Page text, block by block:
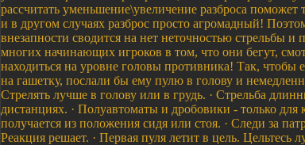
рассчитать уменьшение\увеличение разброса
и в другом случаях разброс просто агромадный!
внезапности сводится на нет неточностью стрельбы
многих начинающих игроков в том, что они бегут,
находиться на уровне головы противника! Так, чтобы
на гашетку, послали бы ему пулю в голову и
Стрелять лучше в голову или в грудь. · Стрельба
дистанциях. · Полуавтоматы и дробовики - только
получается из положения сидя или стоя. · Следи за
Реакция решает. · Первая пуля летит в цель. Цельтесь